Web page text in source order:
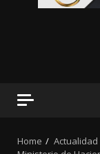
Home
Actualidad